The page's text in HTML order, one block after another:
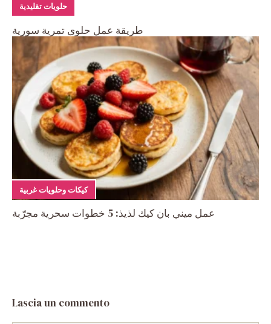
حلويات تقليدية
طريقة عمل حلوى تمرية سورية
كيكات وحلويات غربية
عمل ميني بان كيك لذيذ: 5 خطوات سحرية مجرّبة
Lascia un commento